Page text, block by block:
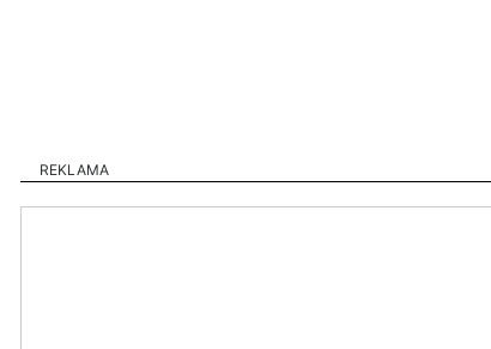
REKLAMA